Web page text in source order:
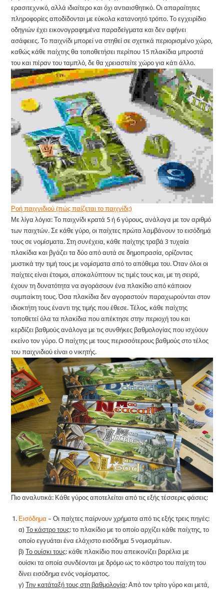
ερασιτεχνικό, αλλά ιδιαίτερο και όχι αντιαισθητικό. Οι απαραίτητες
πληροφορίες αποδίδονται με εύκολα κατανοητό τρόπο. Το εγχειρίδιο
οδηγιών έχει εικονογραφημένα παραδείγματα και δεν αφήνει
ασάφειες. Το παιχνίδι μπορεί να στηθεί σε σχετικά περιορισμένο χώρο,
καθώς κάθε παίχτης θα τοποθετήσει περίπου 15 πλακίδια μπροστά
του και πέραν του ταμπλό, δε θα χρειαστείτε χώρο για κάτι άλλο.
Ροή παιχνιδιού (πώς παίζεται το παιχνίδι;)
Με λίγα λόγια: Το παιχνίδι κρατά 5 ή 6 γύρους, ανάλογα με τον αριθμό
των παιχτών. Σε κάθε γύρο, οι παίχτες πρώτα λαμβάνουν το εισόδημά
τους σε νομίσματα. Στη συνέχεια, κάθε παίχτης τραβά 3 τυχαία
πλακίδια και βγάζει τα δύο από αυτά σε δημοπρασία, ορίζοντας
μυστικά την τιμή τους με νομίσματα από το απόθεμα του. Όταν όλοι οι
παίχτες είναι έτοιμοι, αποκαλύπτουν τις τιμές τους και, με τη σειρά,
έχουν τη δυνατότητα να αγοράσουν ένα πλακίδιο από κάποιον
συμπαίκτη τους. Όσα πλακίδια δεν αγοραστούν παραχωρούνται στον
ιδιοκτήτη τους έναντι της τιμής που έθεσε. Τέλος, κάθε παίχτης
τοποθετεί όλα τα πλακίδια που απέκτησε στην περιοχή του και
κερδίζει βαθμούς ανάλογα με τις συνθήκες βαθμολογίας που ισχύουν
εκείνο τον γύρο. Ο παίχτης με τους περισσότερους βαθμούς στο τέλος
του παιχνιδιού είναι ο νικητής.
Πιο αναλυτικά: Κάθε γύρος αποτελείται από τις εξής τέσσερις φάσεις:
Εισόδημα – Οι παίχτες παίρνουν χρήματα από τις εξής τρεις πηγές:
α)Το κάστρο τους: το πλακίδιο με το οποίο αρχίζει κάθε παίχτης, το
οποίο εγγυάται ένα ελάχιστο εισόδημα 5 νομισμάτων.
β)Το ουίσκι τους: κάθε πλακίδιο που απεικονίζει βαρέλια με
ουίσκι τα οποία συνδέονται με δρόμο ως το κάστρο του παίχτη του
δίνει εισόδημα ενός νομίσματος.
γ)Την κατάταξή τους στη βαθμολογία: Από τον τρίτο γύρο και μετά,